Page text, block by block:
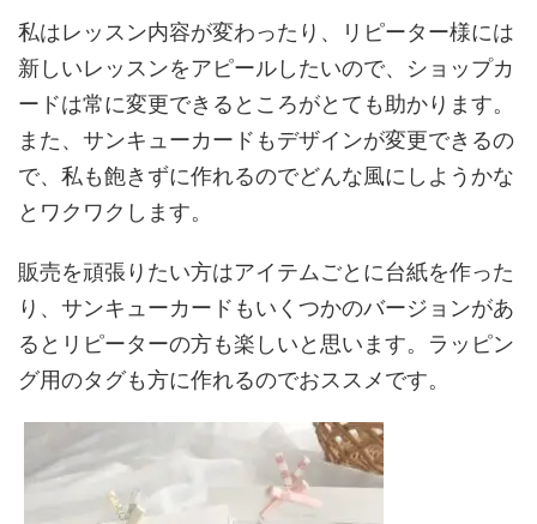
私はレッスン内容が変わったり、リピーター様には
新しいレッスンをアピールしたいので、ショップカ
ードは常に変更できるところがとても助かります。
また、サンキューカードもデザインが変更できるの
で、私も飽きずに作れるのでどんな風にしようかな
とワクワクします。
販売を頑張りたい方はアイテムごとに台紙を作った
り、サンキューカードもいくつかのバージョンがあ
るとリピーターの方も楽しいと思います。ラッピン
グ用のタグも方に作れるのでおススメです。